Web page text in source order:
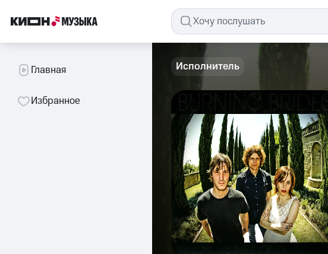
Главная
Избранное
Исполнитель